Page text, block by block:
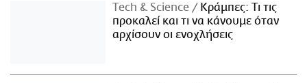
Τech & Science
Κράμπες: Τι τις
προκαλεί και τι να κάνουμε όταν
αρχίσουν οι ενοχλήσεις